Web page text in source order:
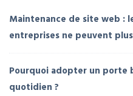
Maintenance de site web :
entreprises ne peuvent
Pourquoi adopter un porte
quotidien ?